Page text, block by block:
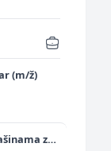
(m/ž)
za